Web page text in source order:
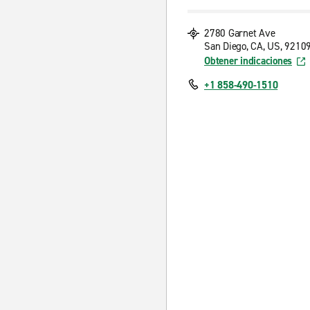
2780 Garnet Ave
San Diego, CA, US,
Obtener indicaciones
+1 858-490-1510